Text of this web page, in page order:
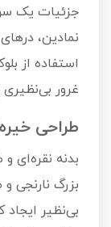
جزئیات یک
نمادین،
استفاده از
غرور
طراحی
بدنه نقره‌ای
بزرگ نارنجی
بی‌نظیر